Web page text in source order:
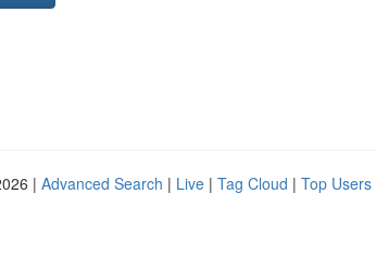
| Advanced Search | Live | Tag Cloud | Top Users